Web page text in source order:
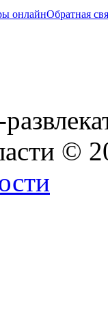
онлайнОбратная
©